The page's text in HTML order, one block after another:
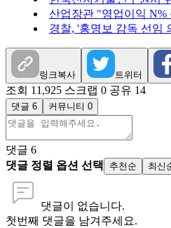
산업장관 "영업이익
경찰, '홍명보 감독 선임
링크복사 트위터
조회 11,925 스크랩 0 공유 14
댓글 6 커뮤니티 0
댓글 6
댓글 정렬 옵션 선택
추천순 최신
댓글이 없습니다.
첫번째 댓글을 남겨주세요.